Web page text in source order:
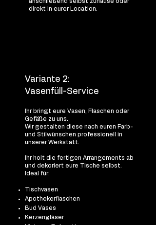
direkt in eurer Location.
Variante 2:
Vasenfüll-Service
Ihr bringt eure Vasen, Flaschen oder
Gefäße zu uns.
Wir gestalten diese nach euren Farb-
und Stilwünschen professionell in
unserer Werkstatt.
Ihr holt die fertigen Arrangements ab
und dekoriert eure Tische selbst.
Ideal für:
Tischvasen
Apothekerflaschen
Bud Vases
Kerzengläser